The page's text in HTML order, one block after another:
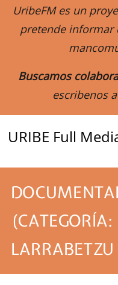
UribeFM es un
pretende informar
Buscamos
escribenos a
URIBE Full
LARRABETZU